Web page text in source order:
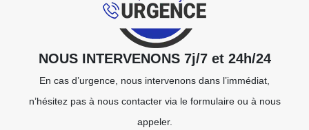
NOUS INTERVENONS 7j/7 et 24h/24
En cas d’urgence, nous intervenons dans l’immédiat,
n’hésitez pas à nous contacter via le formulaire ou à nous
appeler.